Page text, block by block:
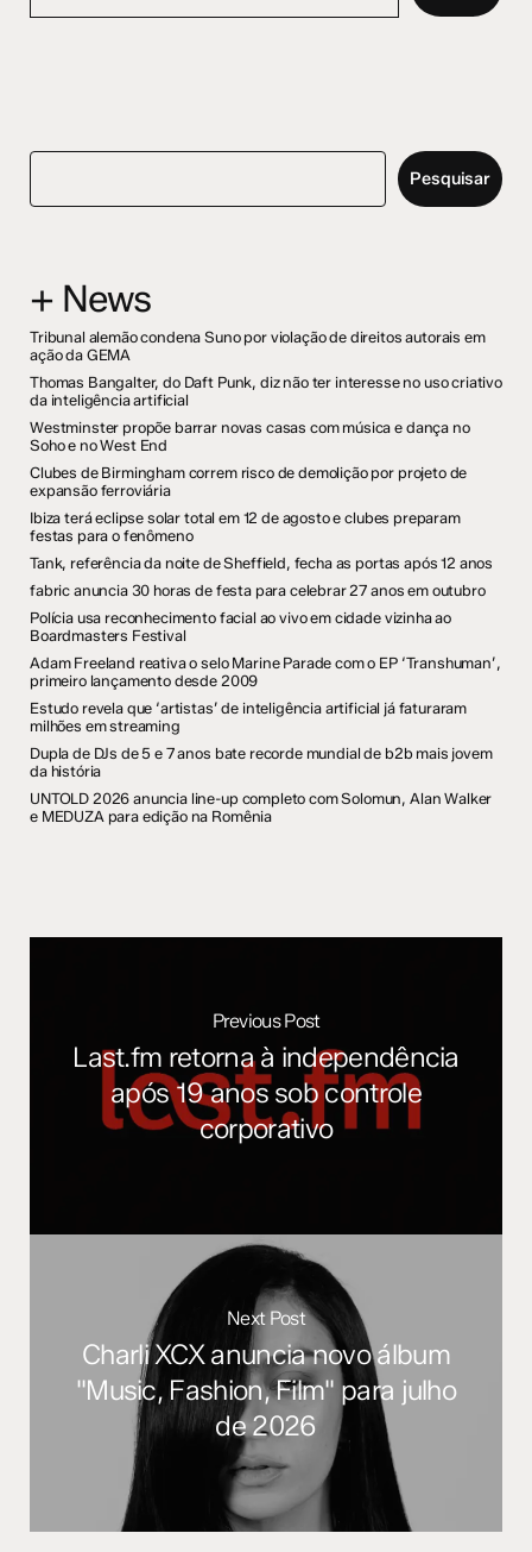
mail…
Pesquisar
+ News
Tribunal alemão condena Suno por violação de direitos autorais em
ação da GEMA
Thomas Bangalter, do Daft Punk, diz não ter interesse no uso criativo
da inteligência artificial
Westminster propõe barrar novas casas com música e dança no
Soho e no West End
Clubes de Birmingham correm risco de demolição por projeto de
expansão ferroviária
Ibiza terá eclipse solar total em 12 de agosto e clubes preparam
festas para o fenômeno
Tank, referência da noite de Sheffield, fecha as portas após 12 anos
fabric anuncia 30 horas de festa para celebrar 27 anos em outubro
Polícia usa reconhecimento facial ao vivo em cidade vizinha ao
Boardmasters Festival
Adam Freeland reativa o selo Marine Parade com o EP ‘Transhuman’,
primeiro lançamento desde 2009
Estudo revela que ‘artistas’ de inteligência artificial já faturaram
milhões em streaming
Dupla de DJs de 5 e 7 anos bate recorde mundial de b2b mais jovem
da história
UNTOLD 2026 anuncia line-up completo com Solomun, Alan Walker
e MEDUZA para edição na Romênia
Previous Post
Last.fm retorna à independência
após 19 anos sob controle
corporativo
Next Post
Charli XCX anuncia novo álbum
"Music, Fashion, Film" para julho
de 2026